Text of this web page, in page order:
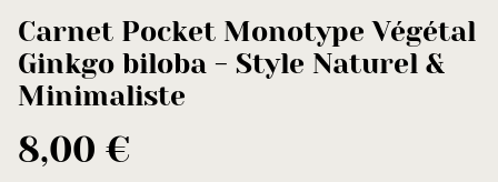
Carnet Pocket Monotype Végétal
Ginkgo biloba - Style Naturel &
Minimaliste
8,00 €